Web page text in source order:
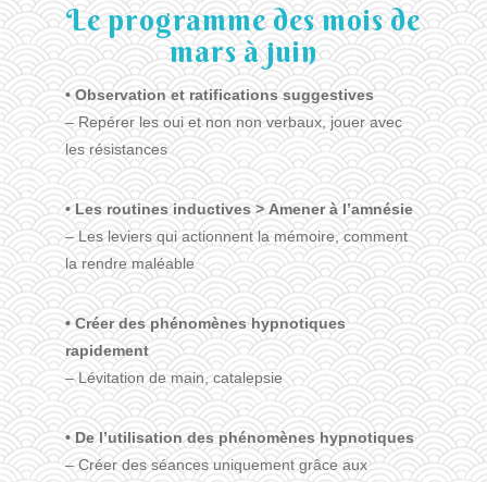
Le programme des mois de
mars à juin
• Observation et ratifications suggestives
– Repérer les oui et non non verbaux, jouer avec
les résistances
• Les routines inductives > Amener à l’amnésie
– Les leviers qui actionnent la mémoire, comment
la rendre maléable
• Créer des phénomènes hypnotiques
rapidement
– Lévitation de main, catalepsie
• De l’utilisation des phénomènes hypnotiques
– Créer des séances uniquement grâce aux